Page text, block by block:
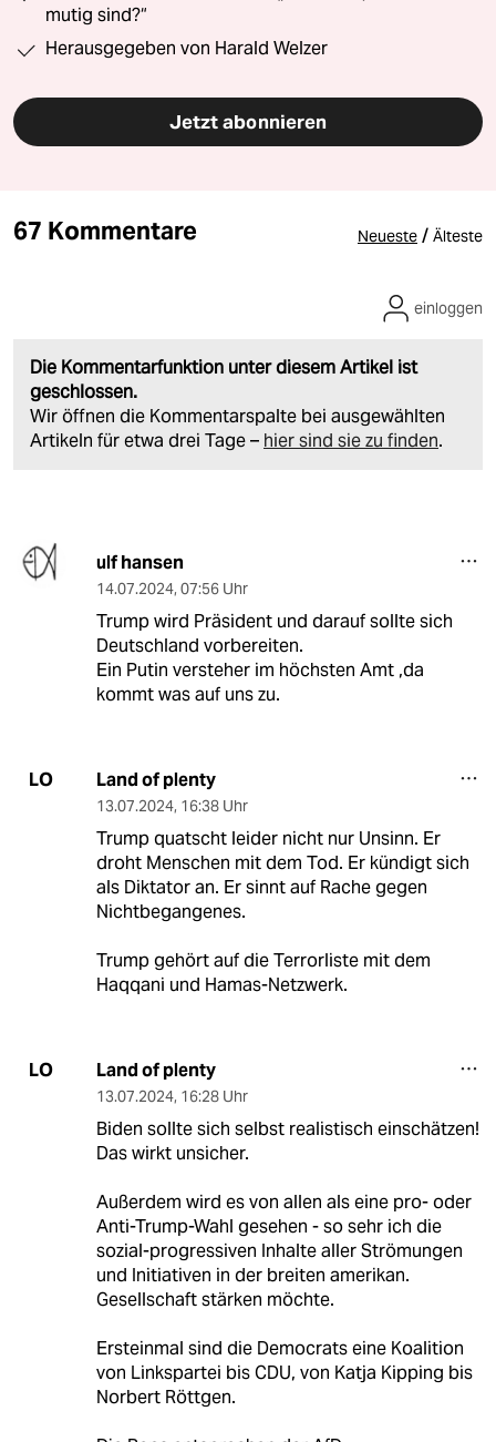
mutig sind?“
Herausgegeben von Harald Welzer
Jetzt abonnieren
67 Kommentare Neueste / Älteste
Die Kommentarfunktion unter diesem Artikel ist
geschlossen.
Wir öffnen die Kommentarspalte bei ausgewählten
Artikeln für etwa drei Tage – hier sind sie zu finden.
einloggen
ulf hansen
14.07.2024, 07:56 Uhr
Trump wird Präsident und darauf sollte sich
Deutschland vorbereiten.
Ein Putin versteher im höchsten Amt ,da
kommt was auf uns zu.
LO Land of plenty
13.07.2024, 16:38 Uhr
Trump quatscht leider nicht nur Unsinn. Er
droht Menschen mit dem Tod. Er kündigt sich
als Diktator an. Er sinnt auf Rache gegen
Nichtbegangenes.
Trump gehört auf die Terrorliste mit dem
Haqqani und Hamas-Netzwerk.
LO Land of plenty
13.07.2024, 16:28 Uhr
Biden sollte sich selbst realistisch einschätzen!
Das wirkt unsicher.
Außerdem wird es von allen als eine pro- oder
Anti-Trump-Wahl gesehen - so sehr ich die
sozial-progressiven Inhalte aller Strömungen
und Initiativen in der breiten amerikan.
Gesellschaft stärken möchte.
Ersteinmal sind die Democrats eine Koalition
von Linkspartei bis CDU, von Katja Kipping bis
Norbert Röttgen.